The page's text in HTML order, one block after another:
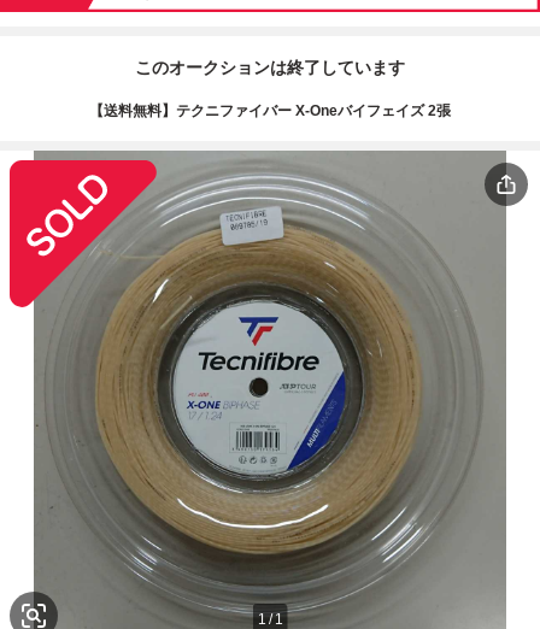
このオークションは終了しています
【送料無料】テクニファイバー X-Oneバイフェイズ 2張
1 / 1